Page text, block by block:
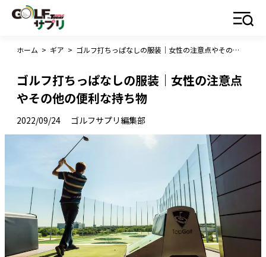
ホーム > ギア > ゴルフ打ちっぱなしの服装｜女性の注意点やその他の便利な持ち物
ゴルフ打ちっぱなしの服装｜女性の注意点
やその他の便利な持ち物
2022/09/24 ゴルフサプリ編集部